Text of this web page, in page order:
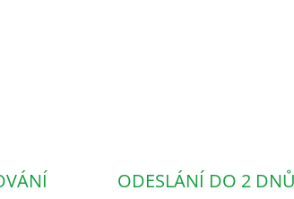
ODESLÁNÍ DO 2 DNŮ